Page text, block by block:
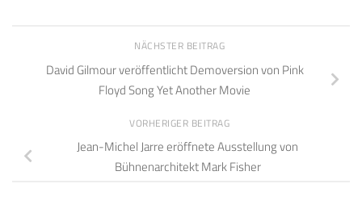
NÄCHSTER BEITRAG
David Gilmour veröffentlicht Demoversion von Pink
Floyd Song Yet Another Movie
VORHERIGER BEITRAG
Jean-Michel Jarre eröffnete Ausstellung von
Bühnenarchitekt Mark Fisher